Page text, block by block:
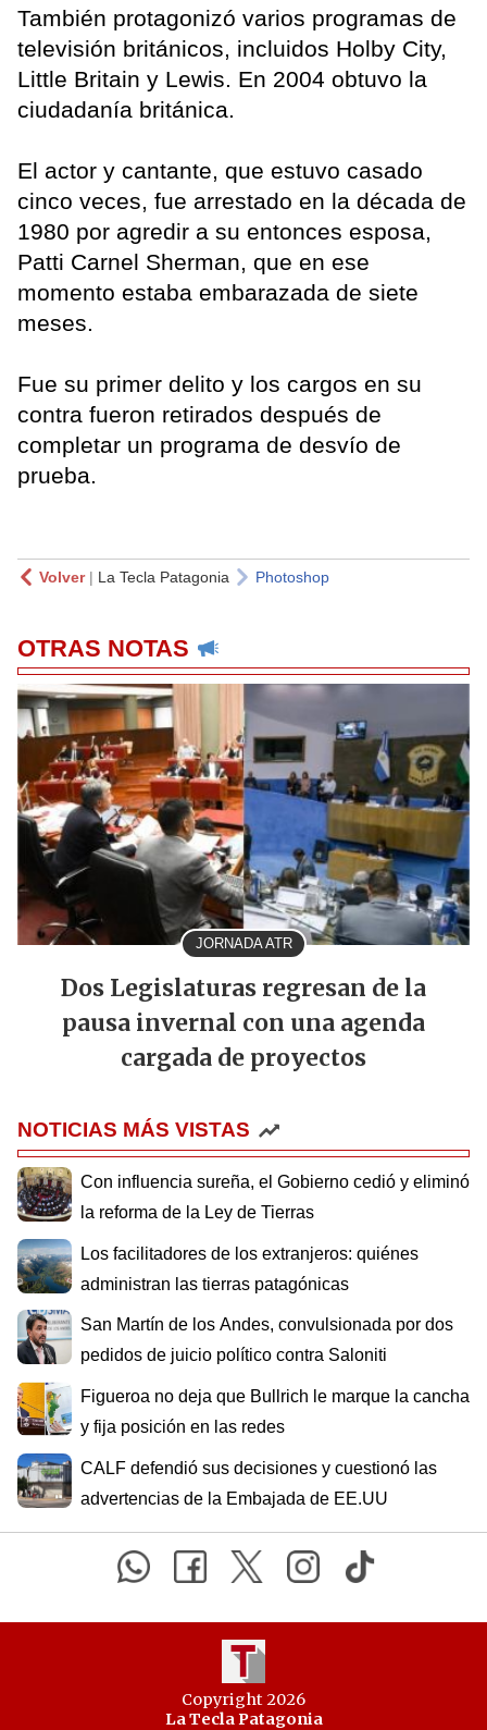
También protagonizó varios programas de
televisión británicos, incluidos Holby City,
Little Britain y Lewis. En 2004 obtuvo la
ciudadanía británica.
El actor y cantante, que estuvo casado
cinco veces, fue arrestado en la década de
1980 por agredir a su entonces esposa,
Patti Carnel Sherman, que en ese
momento estaba embarazada de siete
meses.
Fue su primer delito y los cargos en su
contra fueron retirados después de
completar un programa de desvío de
prueba.
Volver| La Tecla Patagonia Photoshop
OTRAS NOTAS
JORNADA ATR
Dos Legislaturas regresan de la
pausa invernal con una agenda
cargada de proyectos
NOTICIAS MÁS VISTAS
Con influencia sureña, el Gobierno cedió y eliminó
la reforma de la Ley de Tierras
Los facilitadores de los extranjeros: quiénes
administran las tierras patagónicas
San Martín de los Andes, convulsionada por dos
pedidos de juicio político contra Saloniti
Figueroa no deja que Bullrich le marque la cancha
y fija posición en las redes
CALF defendió sus decisiones y cuestionó las
advertencias de la Embajada de EE.UU
Copyright 2026
La Tecla Patagonia